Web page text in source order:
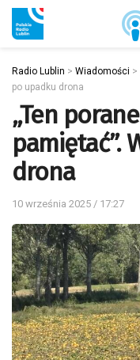
Radio Lublin > Wiadomości >
po upadku drona
„Ten
pamiętać”.
drona
10 września 2025 / 17:27